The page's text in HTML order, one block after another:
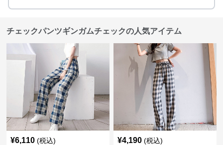
チェックパンツギンガムチェックの人気アイテム
¥6,110 (税込) ¥4,190 (税込)